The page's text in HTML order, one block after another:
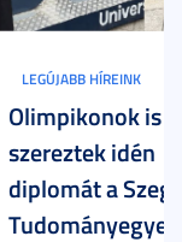
LEGÚJABB HÍREINK
Olimpikonok is
szereztek idén
diplomát a